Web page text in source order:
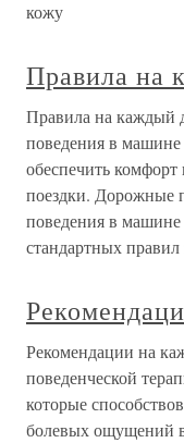
кожу
Правила на
Правила на каждый
поведения в
обеспечить комфорт
поездки. Дорожные
поведения в
стандартных правил
Рекомендации на
поведенческой
которые
болевых ощущений